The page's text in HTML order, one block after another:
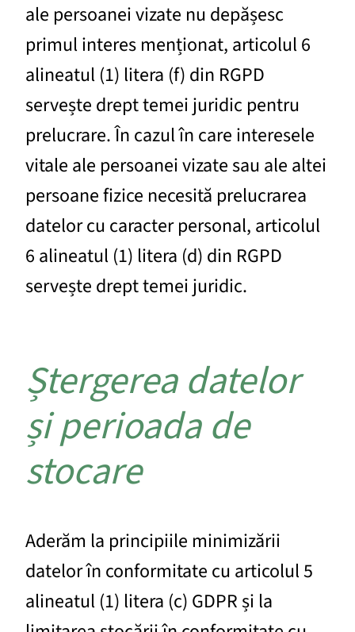
ale persoanei vizate nu depășesc
primul interes menționat, articolul 6
alineatul (1) litera (f) din RGPD
servește drept temei juridic pentru
prelucrare. În cazul în care interesele
vitale ale persoanei vizate sau ale altei
persoane fizice necesită prelucrarea
datelor cu caracter personal, articolul
6 alineatul (1) litera (d) din RGPD
servește drept temei juridic.
Ștergerea datelor
și perioada de
stocare
Aderăm la principiile minimizării
datelor în conformitate cu articolul 5
alineatul (1) litera (c) GDPR și la